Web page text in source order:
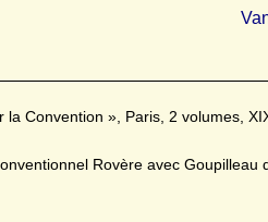
Convention », Paris, 2 volumes,
Rovère avec Goupilleau